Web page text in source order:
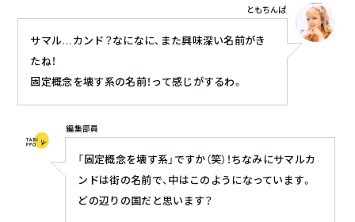
サマル…カンド？なになに、また興味深い名前がき
たね！
固定概念を壊す系の名前！って感じがするわ。
ともちんぱ
編集部員
「固定概念を壊す系」ですか（笑）！ちなみにサマルカ
ンドは街の名前で、中はこのようになっています。
どの辺りの国だと思います？